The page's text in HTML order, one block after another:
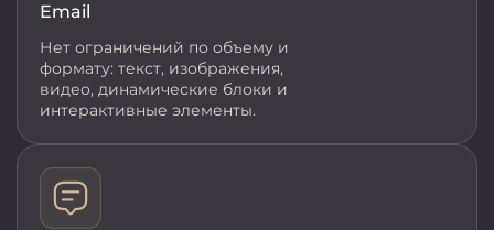
Email
Нет ограничений по объему и
формату: текст, изображения,
видео, динамические блоки и
интерактивные элементы.